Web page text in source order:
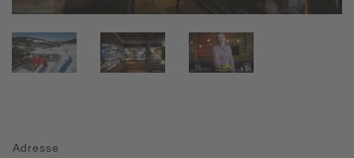
Adresse